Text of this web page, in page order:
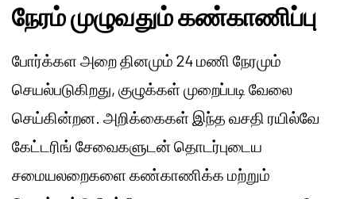
நேரம் முழுவதும் கண்காணிப்பு
போர்க்கள அறை தினமும் 24 மணி நேரமும்
செயல்படுகிறது, குழுக்கள் முறைப்படி வேலை
செய்கின்றன. அறிக்கைகள் இந்த வசதி ரயில்வே
கேட்டரிங் சேவைகளுடன் தொடர்புடைய
சமையலறைகளை கண்காணிக்க மற்றும்